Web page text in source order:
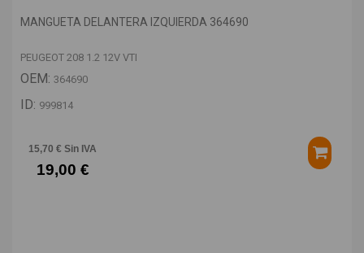
MANGUETA DELANTERA IZQUIERDA 364690
PEUGEOT 208 1.2 12V VTI
OEM: 364690
ID: 999814
15,70 € Sin IVA
19,00 €